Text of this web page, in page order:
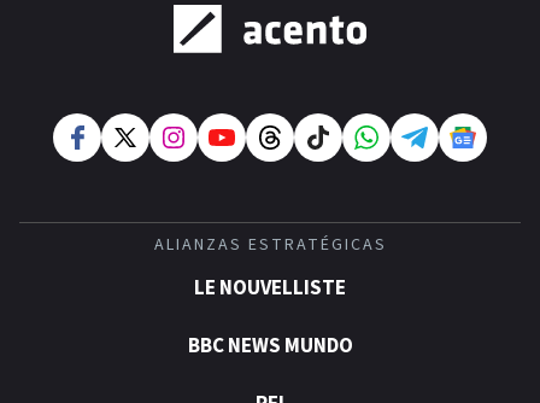
Así va el medallero: RD sube al quinto lugar con
apelación
Dominicana
ALIANZAS ESTRATÉGICAS
LE NOUVELLISTE
BBC NEWS MUNDO